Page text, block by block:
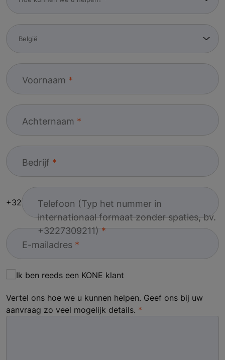
Voornaam
Achternaam
Bedrijf
Telefoon (Typ het nummer in
internationaal formaat zonder spaties, bv.
+3227309211)
+32
E-mailadres
Ik ben reeds een KONE klant
Vertel ons hoe we u kunnen helpen. Geef ons bij uw
aanvraag zo veel mogelijk details.